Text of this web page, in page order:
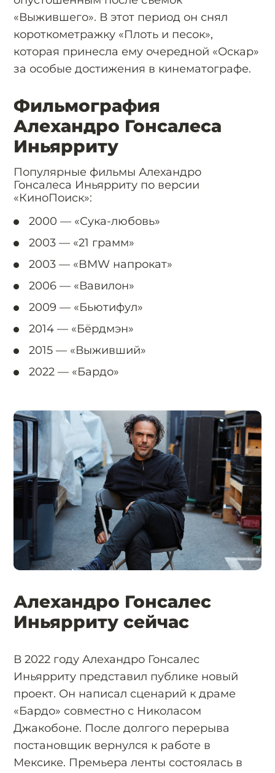
«Выжившего». В этот период он снял
короткометражку «Плоть и песок»,
которая принесла ему очередной «Оскар»
за особые достижения в кинематографе.
Фильмография
Алехандро Гонсалеса
Иньярриту
Популярные фильмы Алехандро
Гонсалеса Иньярриту по версии
«КиноПоиск»:
2000 — «Сука-любовь»
2003 — «21 грамм»
2003 — «BMW напрокат»
2006 — «Вавилон»
2009 — «Бьютифул»
2014 — «Бёрдмэн»
2015 — «Выживший»
2022 — «Бардо»
Алехандро Гонсалес
Иньярриту сейчас
В 2022 году Алехандро Гонсалес
Иньярриту представил публике новый
проект. Он написал сценарий к драме
«Бардо» совместно с Николасом
Джакобоне. После долгого перерыва
постановщик вернулся к работе в
Мексике. Премьера ленты состоялась в